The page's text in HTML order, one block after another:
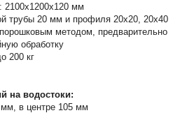
2100х1200х120 мм
трубы 20 мм и профиля 20х20, 20х40
методом, предварительно
обработку
200 кг
на водостоки:
мм, в центре 105 мм